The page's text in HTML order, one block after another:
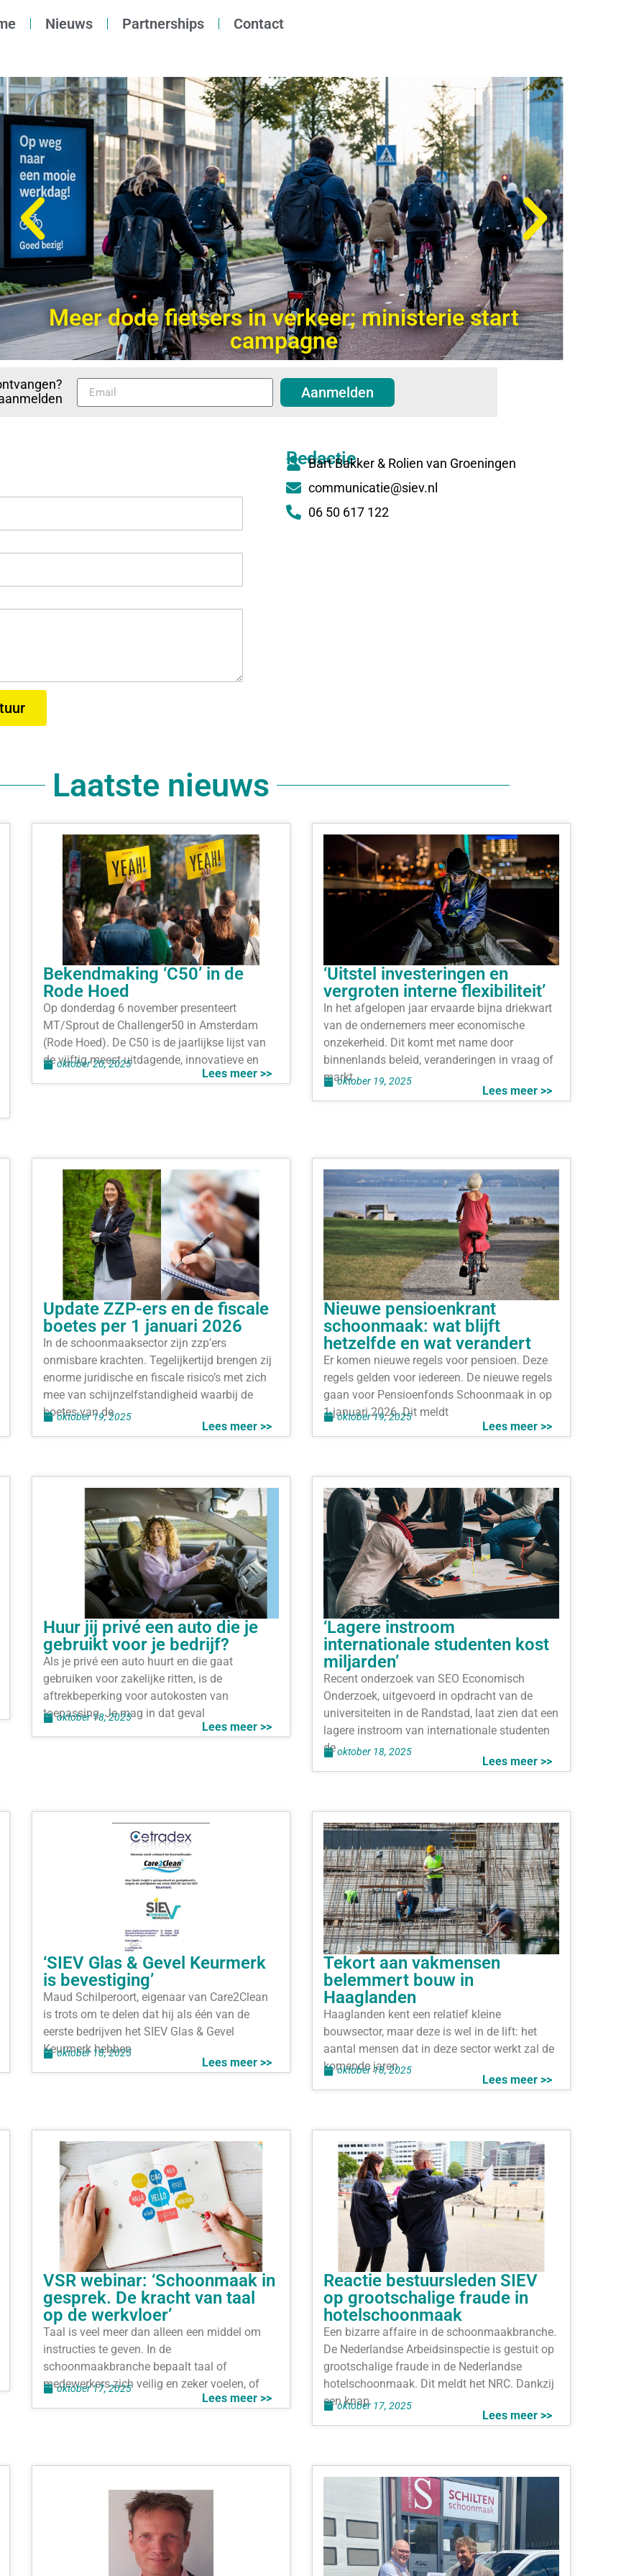
Nieuws Partnerships Contact
Meer dode fietsers in verkeer; ministerie start
campagne
Aanmelden
Redactie
Bart Bakker & Rolien van Groeningen
communicatie@siev.nl
06 50 617 122
Laatste nieuws
Bekendmaking ‘C50’ in de
Rode Hoed
Op donderdag 6 november presenteert
MT/Sprout de Challenger50 in Amsterdam
(Rode Hoed). De C50 is de jaarlijkse lijst van
de vijftig meest uitdagende, innovatieve en
Lees meer >>
oktober 20, 2025
‘Uitstel investeringen en
vergroten interne flexibiliteit’
In het afgelopen jaar ervaarde bijna driekwart
van de ondernemers meer economische
onzekerheid. Dit komt met name door
binnenlands beleid, veranderingen in vraag of
markt
Lees meer >>
oktober 19, 2025
Update ZZP-ers en de fiscale
boetes per 1 januari 2026
In de schoonmaaksector zijn zzp’ers
onmisbare krachten. Tegelijkertijd brengen zij
enorme juridische en fiscale risico’s met zich
mee van schijnzelfstandigheid waarbij de
boetes van de
Lees meer >>
oktober 19, 2025
Nieuwe pensioenkrant
schoonmaak: wat blijft
hetzelfde en wat verandert
Er komen nieuwe regels voor pensioen. Deze
regels gelden voor iedereen. De nieuwe regels
gaan voor Pensioenfonds Schoonmaak in op
1 januari 2026. Dit meldt
Lees meer >>
oktober 19, 2025
Huur jij privé een auto die je
gebruikt voor je bedrijf?
Als je privé een auto huurt en die gaat
gebruiken voor zakelijke ritten, is de
aftrekbeperking voor autokosten van
toepassing. Je mag in dat geval
Lees meer >>
oktober 18, 2025
‘Lagere instroom
internationale studenten kost
miljarden’
Recent onderzoek van SEO Economisch
Onderzoek, uitgevoerd in opdracht van de
universiteiten in de Randstad, laat zien dat een
lagere instroom van internationale studenten
de
Lees meer >>
oktober 18, 2025
‘SIEV Glas & Gevel Keurmerk
is bevestiging’
Maud Schilperoort, eigenaar van Care2Clean
is trots om te delen dat hij als één van de
eerste bedrijven het SIEV Glas & Gevel
Keurmerk hebben
Lees meer >>
oktober 18, 2025
Tekort aan vakmensen
belemmert bouw in
Haaglanden
Haaglanden kent een relatief kleine
bouwsector, maar deze is wel in de lift: het
aantal mensen dat in deze sector werkt zal de
komende jaren
Lees meer >>
oktober 18, 2025
VSR webinar: ‘Schoonmaak in
gesprek. De kracht van taal
op de werkvloer’
Taal is veel meer dan alleen een middel om
instructies te geven. In de
schoonmaakbranche bepaalt taal of
medewerkers zich veilig en zeker voelen, of
Lees meer >>
oktober 17, 2025
Reactie bestuursleden SIEV
op grootschalige fraude in
hotelschoonmaak
Een bizarre affaire in de schoonmaakbranche.
De Nederlandse Arbeidsinspectie is gestuit op
grootschalige fraude in de Nederlandse
hotelschoonmaak. Dit meldt het NRC. Dankzij
een knap
Lees meer >>
oktober 17, 2025